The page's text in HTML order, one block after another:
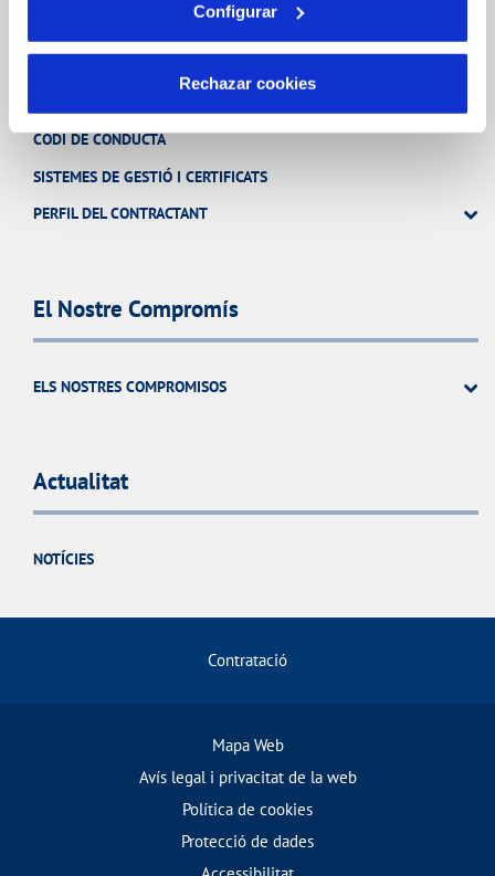
Configurar
Rechazar cookies
CODI DE CONDUCTA
SISTEMES DE GESTIÓ I CERTIFICATS
PERFIL DEL CONTRACTANT
El Nostre Compromís
ELS NOSTRES COMPROMISOS
Actualitat
NOTÍCIES
Contratació
Mapa Web
Avís legal i privacitat de la web
Política de cookies
Protecció de dades